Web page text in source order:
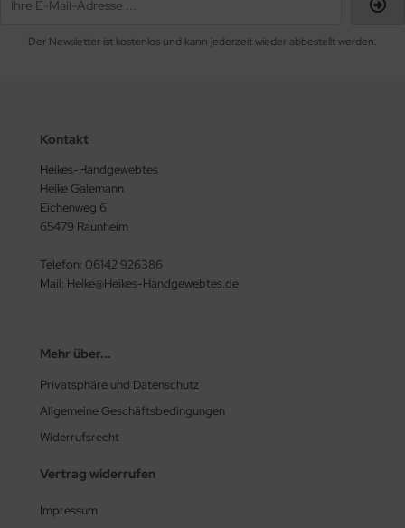
Der Newsletter ist kostenlos und kann jederzeit wieder abbestellt werden.
Kontakt
Heikes-Handgewebtes
Heike Galemann
Eichenweg 6
65479 Raunheim
Telefon: 06142 926386
Mail: Heike@Heikes-Handgewebtes.de
Mehr über...
Privatsphäre und Datenschutz
Allgemeine Geschäftsbedingungen
Widerrufsrecht
Vertrag widerrufen
Impressum